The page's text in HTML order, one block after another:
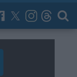
Now Archív